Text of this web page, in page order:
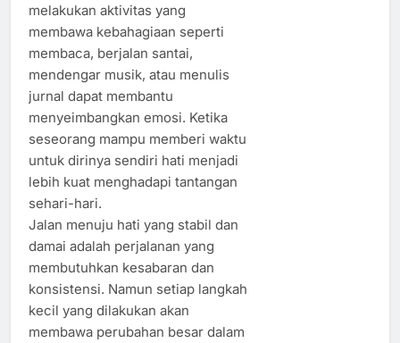
melakukan aktivitas yang
membawa kebahagiaan seperti
membaca, berjalan santai,
mendengar musik, atau menulis
jurnal dapat membantu
menyeimbangkan emosi. Ketika
seseorang mampu memberi waktu
untuk dirinya sendiri hati menjadi
lebih kuat menghadapi tantangan
sehari-hari.
Jalan menuju hati yang stabil dan
damai adalah perjalanan yang
membutuhkan kesabaran dan
konsistensi. Namun setiap langkah
kecil yang dilakukan akan
membawa perubahan besar dalam